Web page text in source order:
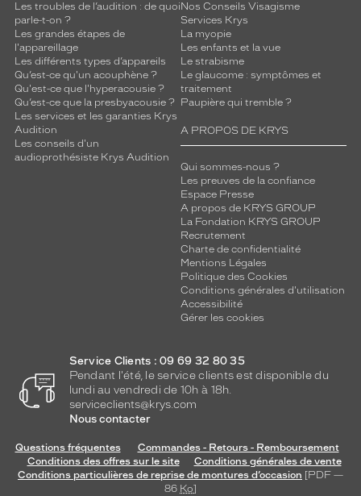
Les troubles de l’audition : de quoi
parle-t-on ?
Les grandes étapes de
l'appareillage
Les différents types d’appareils
Qu’est-ce qu'un acouphène ?
Qu'est-ce que l'hyperacousie ?
Qu’est-ce que la presbyacousie ?
Les services et les garanties Krys
Audition
Les conseils d'un
audioprothésiste Krys Audition
Nos Conseils Visagisme
Services Krys
La myopie
Les enfants et la vue
Le strabisme
Le glaucome : symptômes et
traitement
Paupière qui tremble ?
A PROPOS DE KRYS
Qui sommes-nous ?
Les preuves de la confiance
Espace Presse
A propos de KRYS GROUP
La Fondation KRYS GROUP
Recrutement
Charte de confidentialité
Mentions Légales
Politique des Cookies
Conditions générales d'utilisation
Accessibilité
Gérer les cookies
Service Clients : 09 69 32 80 35
Pendant l'été, le service clients est disponible du
lundi au vendredi de 10h à 18h.
serviceclients@krys.com
Nous contacter
Questions fréquentes
Commandes - Retours - Remboursement
Conditions des offres sur le site
Conditions générales de vente
Conditions particulières de reprise de montures d’occasion [PDF —
86 Ko]